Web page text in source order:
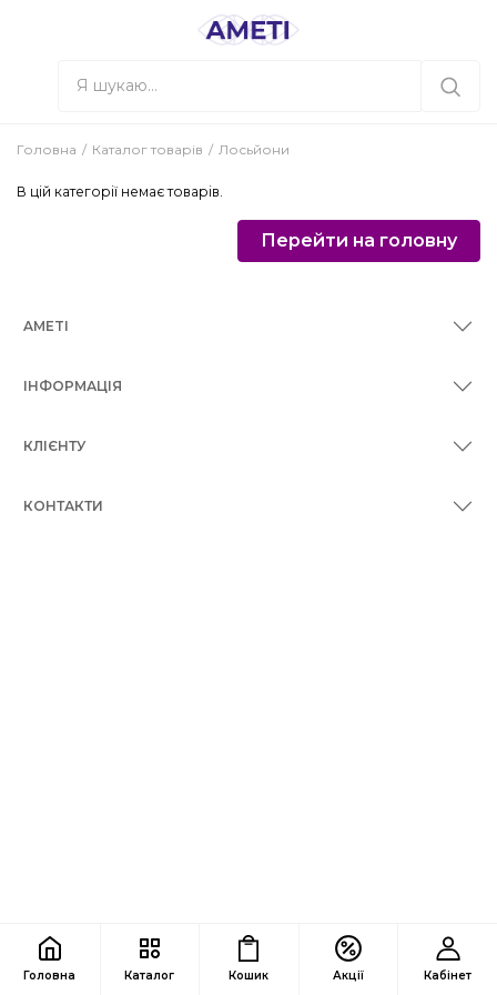
Головна Каталог Кошик Акції Кабінет
Головна Каталог товарів Лосьйони
В цій категорії немає товарів.
Перейти на головну
AMETI
ІНФОРМАЦІЯ
КЛІЄНТУ
КОНТАКТИ